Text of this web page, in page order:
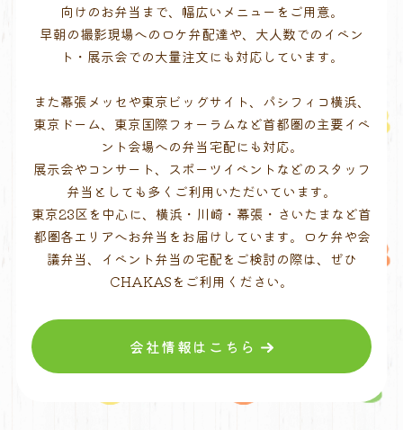
向けのお弁当まで、幅広いメニューをご用意。
早朝の撮影現場へのロケ弁配達や、大人数でのイベン
ト・展示会での大量注文にも対応しています。
また幕張メッセや東京ビッグサイト、パシフィコ横浜、
東京ドーム、東京国際フォーラムなど首都圏の主要イベ
ント会場への弁当宅配にも対応。
展示会やコンサート、スポーツイベントなどのスタッフ
弁当としても多くご利用いただいています。
東京23区を中心に、横浜・川崎・幕張・さいたまなど首
都圏各エリアへお弁当をお届けしています。ロケ弁や会
議弁当、イベント弁当の宅配をご検討の際は、ぜひ
CHAKASをご利用ください。
会社情報はこちら